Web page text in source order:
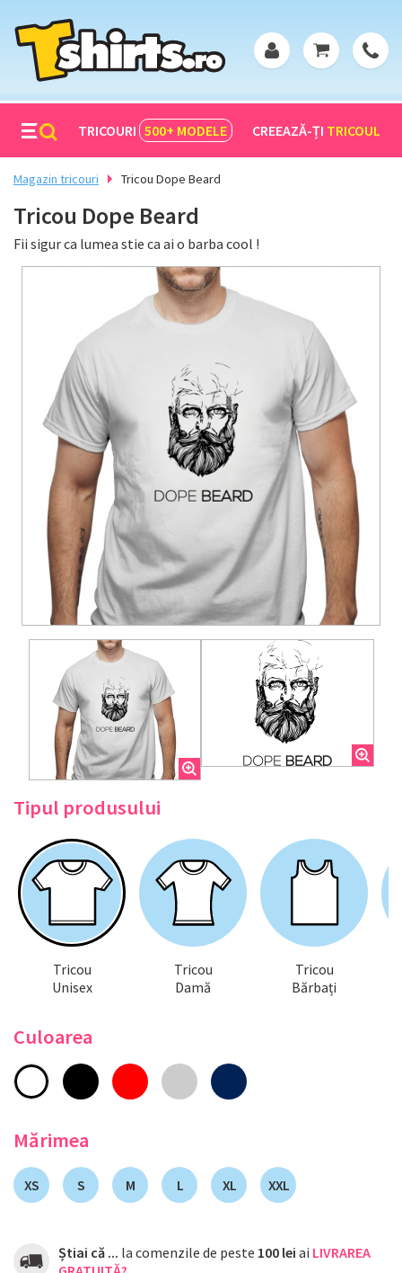
TRICOURI 500+ MODELE CREEAZĂ-ȚI TRICOUL
Magazin tricouri Tricou Dope Beard
Tricou Dope Beard
Fii sigur ca lumea stie ca ai o barba cool !
Tipul produsului
Tricou
Unisex
Tricou
Damă
Tricou
Bărbați
Culoarea
Mărimea
XS S M L XL XXL
Știai că ... la comenzile de peste 100 lei ai LIVRAREA